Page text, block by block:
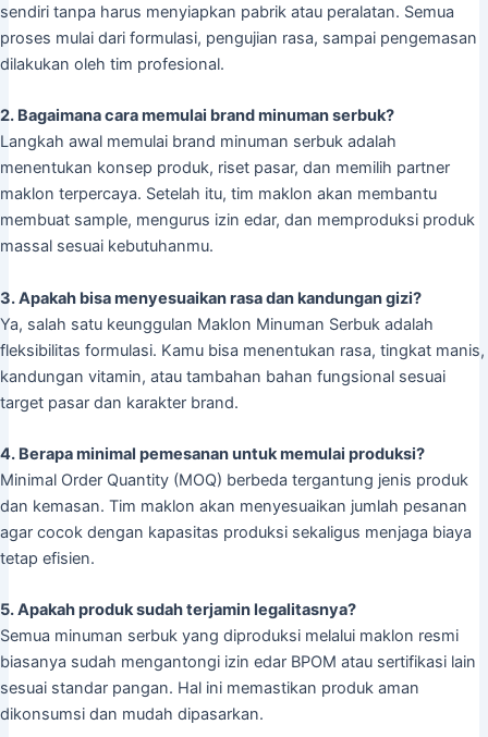
sendiri tanpa harus menyiapkan pabrik atau peralatan. Semua
proses mulai dari formulasi, pengujian rasa, sampai pengemasan
dilakukan oleh tim profesional.
2. Bagaimana cara memulai brand minuman serbuk?
Langkah awal memulai brand minuman serbuk adalah
menentukan konsep produk, riset pasar, dan memilih partner
maklon terpercaya. Setelah itu, tim maklon akan membantu
membuat sample, mengurus izin edar, dan memproduksi produk
massal sesuai kebutuhanmu.
3. Apakah bisa menyesuaikan rasa dan kandungan gizi?
Ya, salah satu keunggulan Maklon Minuman Serbuk adalah
fleksibilitas formulasi. Kamu bisa menentukan rasa, tingkat manis,
kandungan vitamin, atau tambahan bahan fungsional sesuai
target pasar dan karakter brand.
4. Berapa minimal pemesanan untuk memulai produksi?
Minimal Order Quantity (MOQ) berbeda tergantung jenis produk
dan kemasan. Tim maklon akan menyesuaikan jumlah pesanan
agar cocok dengan kapasitas produksi sekaligus menjaga biaya
tetap efisien.
5. Apakah produk sudah terjamin legalitasnya?
Semua minuman serbuk yang diproduksi melalui maklon resmi
biasanya sudah mengantongi izin edar BPOM atau sertifikasi lain
sesuai standar pangan. Hal ini memastikan produk aman
dikonsumsi dan mudah dipasarkan.